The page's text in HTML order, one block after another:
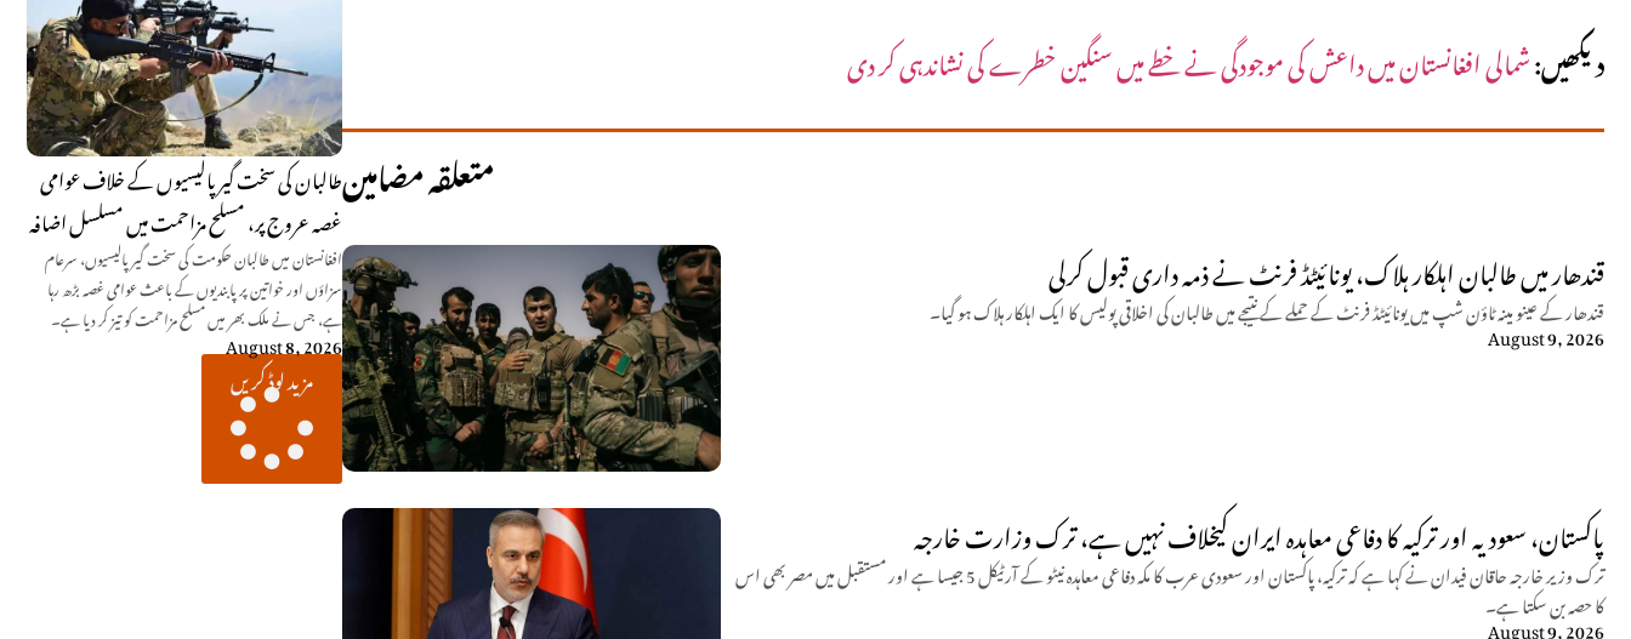
طالبان کی سخت گیر پالیسیوں کے خلاف عوامی
غصہ عروج پر، مسلح مزاحمت میں مسلسل اضافہ
افغانستان میں طالبان حکومت کی سخت گیر پالیسیوں، سرعام
سزاؤں اور خواتین پر پابندیوں کے باعث عوامی غصہ بڑھ رہا
ہے، جس نے ملک بھر میں مسلح مزاحمت کو تیز کر دیا ہے۔
August 8, 2026
مزید لوڈ کریں
دیکھیں:شمالی افغانستان میں داعش کی موجودگی نے خطے میں سنگین خطرے کی نشاندہی کر دی
متعلقہ مضامین
قندھار میں طالبان اہلکار ہلاک، یونائیٹڈ فرنٹ نے ذمہ داری قبول کرلی
قندھار کے عینو مینہ ٹاؤن شپ میں یونائیٹڈ فرنٹ کے حملے کے نتیجے میں طالبان کی اخلاقی پولیس کا ایک اہلکار ہلاک ہو گیا۔
August 9, 2026
پاکستان، سعودیہ اور ترکیہ کا دفاعی معاہدہ ایران کیخلاف نہیں ہے، ترک وزارت خارجہ
ترک وزیر خارجہ حاقان فیدان نے کہا ہے کہ ترکیہ، پاکستان اور سعودی عرب کا مکہ دفاعی معاہدہ نیٹو کے آرٹیکل 5 جیسا ہے اور مستقبل میں مصر بھی اس
کا حصہ بن سکتا ہے۔
August 9, 2026